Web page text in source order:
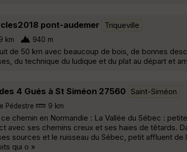
pont-audemer Triqueville
km 940 m
de 50 km avec beaucoup de bois, de bonnes
du technique du ludique et du plat au départ et
4 Gués à St Siméon 27560 Saint-Siméon
Pédestre 9 km
chemin en Normandie : La Vallée du Sébec :
avec ses chemins creux et ses haies de têtards.
sources et le ruisseau du Sébec, petit affluent
qui o »